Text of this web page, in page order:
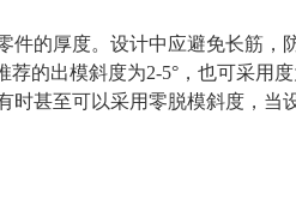
的厚度。设计中应避免长筋，
的出模斜度为2-5°，也可采用
时甚至可以采用零脱模斜度，当